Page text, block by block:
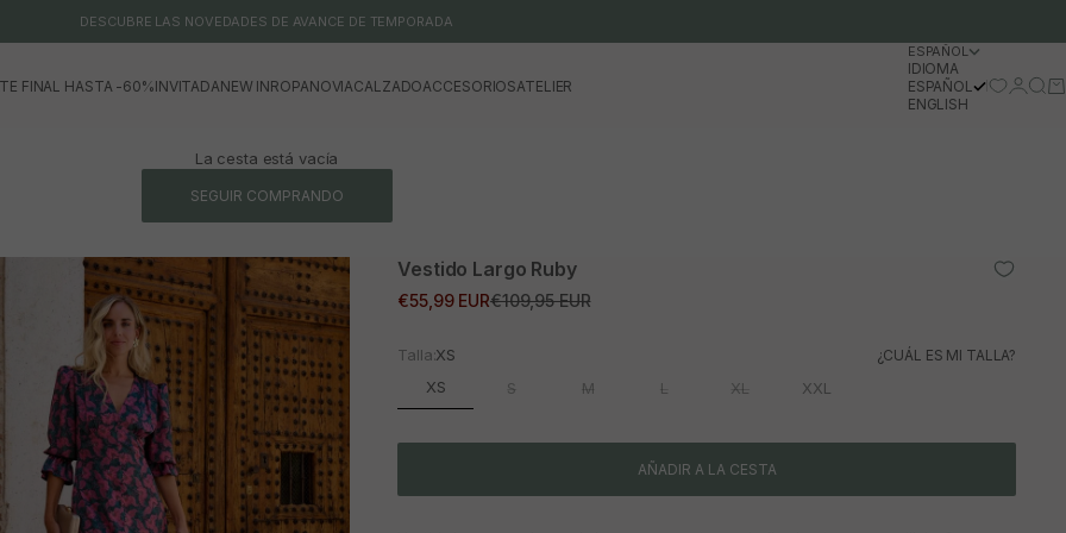
DESCUBRE LAS NOVEDADES DE AVANCE DE TEMPORADA
FINAL HASTA -60%INVITADANEW INROPANOVIACALZADOACCESORIOSATELIER
ESPAÑOL
IDIOMA
ESPAÑOL
ENGLISH
Iniciar
La cesta está vacía
SEGUIR COMPRANDO
Vestido Largo Ruby
Precio de oferta
€55,99 EURPrecio normal
€109,95 EUR
Talla:XS ¿CUÁL ES MI TALLA?
XS S M L XL XXL
AÑADIR A LA CESTA